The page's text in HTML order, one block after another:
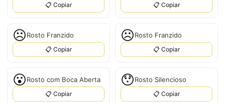
📋 Copiar 📋 Copiar
☹️Rosto Franzido
📋 Copiar
☹Rosto Franzido
📋 Copiar
😮Rosto com Boca Aberta
📋 Copiar
😯Rosto Silencioso
📋 Copiar